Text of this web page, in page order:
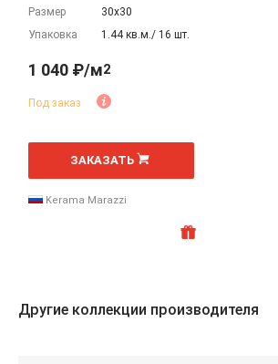
Размер
30х30
Упаковка
1.44 кв.м./ 16 шт.
1 040 ₽/м2
Под заказ
м
ЗАКАЗАТЬ
Kerama Marazzi
Другие коллекции производителя